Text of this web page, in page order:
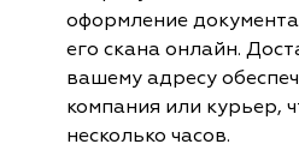
оформление
его скана онлайн.
вашему адресу
компания или курьер,
несколько часов.